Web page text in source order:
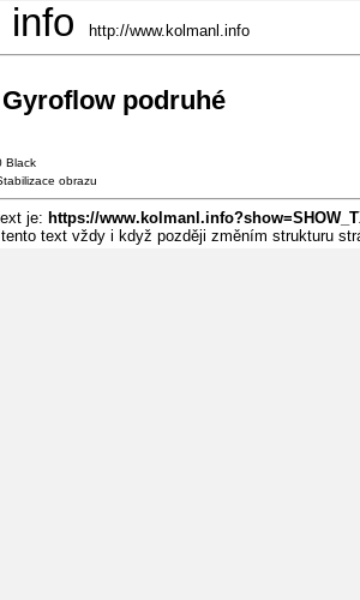
info http://www.kolmanl.info
podruhé
Black
obrazu
je: https://
text vždy i když později změním strukturu